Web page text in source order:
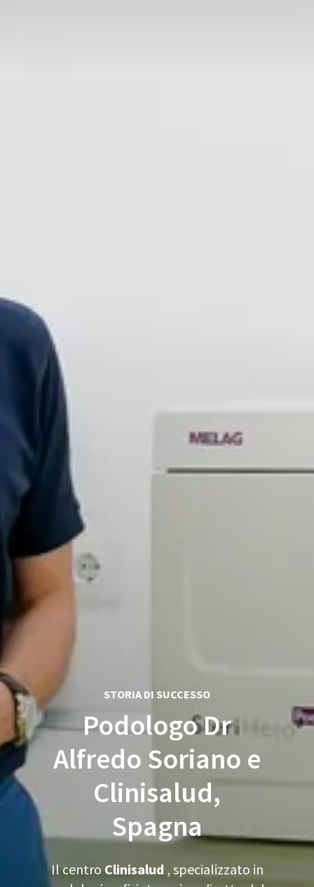
STORIA DI SUCCESSO
Podologo Dr
Alfredo Soriano e
Clinisalud,
Spagna
Il centro Clinisalud , specializzato in